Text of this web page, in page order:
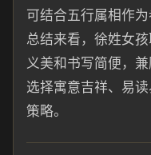
可结合五行属相作为
总结来看，徐姓女
义美和书写简便，
选择寓意吉祥、易
策略。